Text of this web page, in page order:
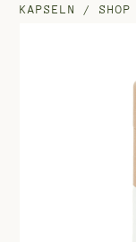
KAPSELN
/SHOP